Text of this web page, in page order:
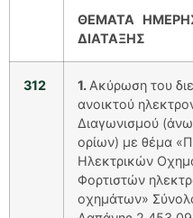
ΘΕΜΑΤΑ
ΔΙΑΤΑΞΗΣ
312 1. Ακύρωση του
ανοικτού
Διαγωνισμού
ορίων) με θέμα
Ηλεκτρικών
Φορτιστών
οχημάτων»